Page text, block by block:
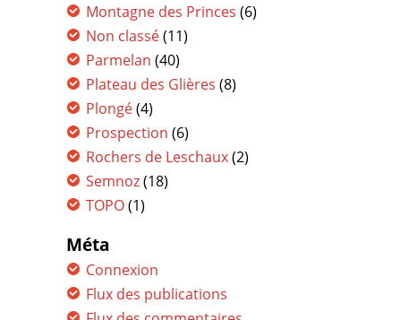
Montagne des Princes (6)
Non classé(11)
Parmelan (40)
Plateau des Glières (8)
Plongé(4)
Prospection (6)
Rochers de Leschaux(2)
Semnoz(18)
TOPO(1)
Méta
Connexion
Flux des publications